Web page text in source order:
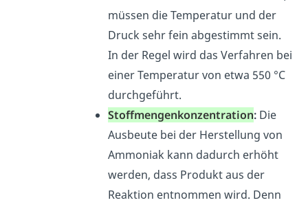
müssen die Temperatur und der
Druck sehr fein abgestimmt sein.
In der Regel wird das Verfahren bei
einer Temperatur von etwa 550 °C
durchgeführt.
Stoffmengenkonzentration: Die
Ausbeute bei der Herstellung von
Ammoniak kann dadurch erhöht
werden, dass Produkt aus der
Reaktion entnommen wird. Denn